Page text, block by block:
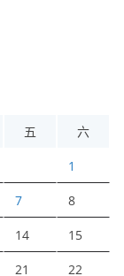
五 六
1
7 8
14 15
21 22